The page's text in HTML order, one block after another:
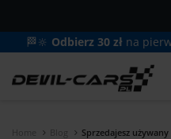
🏁🔆 Odbierz 30 zł na
Home Blog
Sprzedajesz